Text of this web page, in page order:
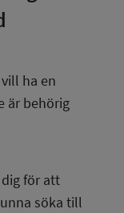
ha en
är behörig
för att
söka till